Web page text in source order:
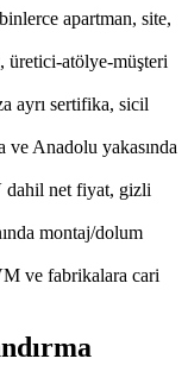
apartman, site,
atölye-müşteri
ayrı sertifika, sicil
Anadolu yakasında
net fiyat, gizli
montaj/dolum
ve fabrikalara cari